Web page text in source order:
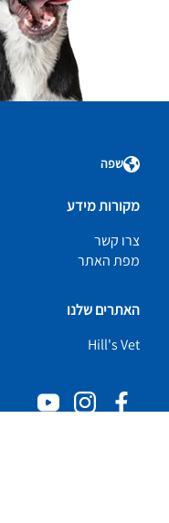
שפה
מקורות מידע
צרו קשר
מפת האתר
האתרים שלנו
Hill's Vet